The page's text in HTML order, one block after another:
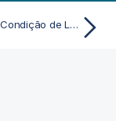
Especificar Condição de Linha